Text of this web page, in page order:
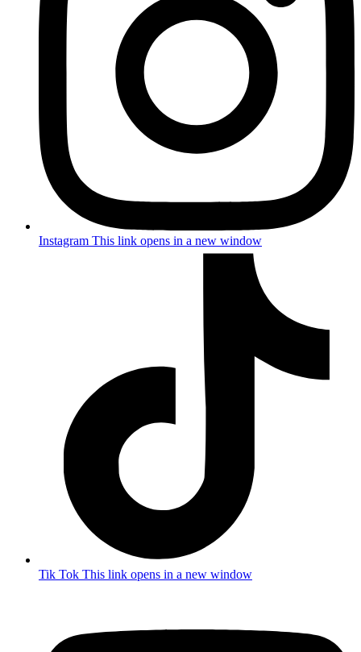
Instagram This link opens in a new window
Tik Tok This link opens in a new window